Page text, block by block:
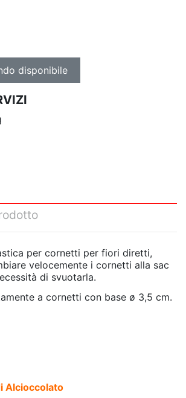
per cornetti per fiori diretti,
velocemente i cornetti alla sac
di svuotarla.
a cornetti con base ø 3,5 cm.
Alcioccolato